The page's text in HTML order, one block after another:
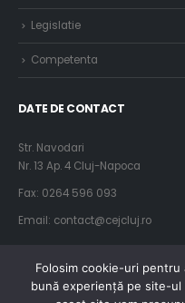
Legislatie
Competenta
DATE DE CONTACT
Str. Navodari
Nr. 13 Ap. 4 Cluj-Napoca
Fax: 0264 596 093
Email: contact@cejcluj.ro
Folosim cookie-uri pentru
bună experiență pe site-